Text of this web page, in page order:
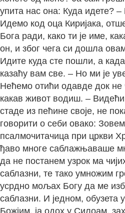
упита нас она: Куда идете? –
Идемо код оца Киријака,
Бога ради, како ти је име,
он, и због чега си дошла
Идите куда сте пошли, а
казаћу вам све. – Но ми је
Нећемо отићи одавде док не
какав живот водиш. –
стаде из пећине своје, не
говорити о себи овако:
псалмочитачица при цркви
ђаво многе саблажњаваше
да не постанем узрок ма
саблазни, те тако умножим
усрдно мољах Богу да ме
саблазни. И једном,
Божјим, ја одох у Силоам,